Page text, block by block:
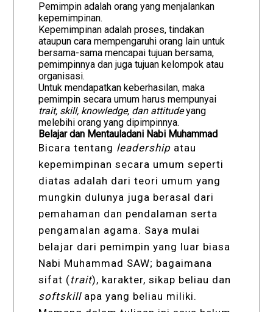
Pemimpin adalah orang yang menjalankan
kepemimpinan.
Kepemimpinan adalah proses, tindakan
ataupun cara mempengaruhi orang lain untuk
bersama-sama mencapai tujuan bersama,
pemimpinnya dan juga tujuan kelompok atau
organisasi.
Untuk mendapatkan keberhasilan, maka
pemimpin secara umum harus mempunyai
trait, skill, knowledge, dan attitudeyang
melebihi orang yang dipimpinnya.
Belajar dan Mentauladani Nabi Muhammad
Bicara tentang leadership atau
kepemimpinan secara umum seperti
diatas adalah dari teori umum yang
mungkin dulunya juga berasal dari
pemahaman dan pendalaman serta
pengamalan agama. Saya mulai
belajar dari pemimpin yang luar biasa
Nabi Muhammad SAW; bagaimana
sifat (trait), karakter, sikap beliau dan
softskillapa yang beliau miliki.